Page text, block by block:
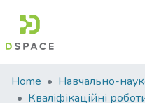
Communities
&
Home